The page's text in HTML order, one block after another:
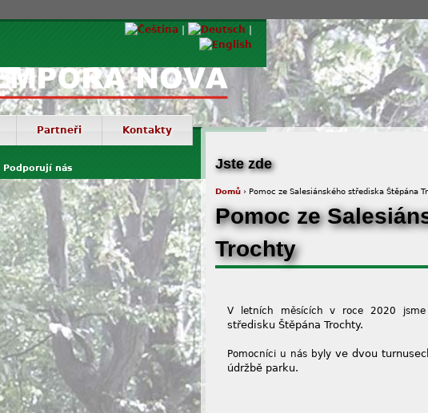
Partneři Kontakty
Jste zde
Domů › Pomoc ze Salesiánského střediska Štěpána
Pomoc ze
Trochty
V letních měsících v roce 2020 jsme
středisku Štěpána Trochty.
Pomocníci u nás bylyve dvou
údržbě parku.
Podporují nás